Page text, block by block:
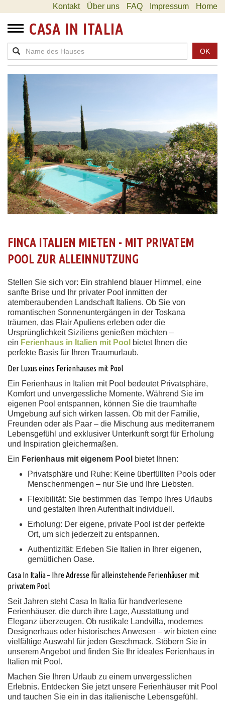
Kontakt Über uns FAQ Impressum Home
CASA IN ITALIA
OK
FINCA ITALIEN MIETEN - MIT PRIVATEM
POOL ZUR ALLEINNUTZUNG
Stellen Sie sich vor: Ein strahlend blauer Himmel, eine
sanfte Brise und Ihr privater Pool inmitten der
atemberaubenden Landschaft Italiens. Ob Sie von
romantischen Sonnenuntergängen in der Toskana
träumen, das Flair Apuliens erleben oder die
Ursprünglichkeit Siziliens genießen möchten –
ein Ferienhaus in Italien mit Pool
bietet Ihnen die
perfekte Basis für Ihren Traumurlaub.
Der Luxus eines Ferienhauses mit Pool
Ein Ferienhaus in Italien mit Pool bedeutet Privatsphäre,
Komfort und unvergessliche Momente. Während Sie im
eigenen Pool entspannen, können Sie die traumhafte
Umgebung auf sich wirken lassen. Ob mit der Familie,
Freunden oder als Paar – die Mischung aus mediterranem
Lebensgefühl und exklusiver Unterkunft sorgt für Erholung
und Inspiration gleichermaßen.
Ein Ferienhaus mit eigenem Pool bietet Ihnen:
Privatsphäre und Ruhe: Keine überfüllten Pools oder
Menschenmengen – nur Sie und Ihre Liebsten.
Flexibilität: Sie bestimmen das Tempo Ihres Urlaubs
und gestalten Ihren Aufenthalt individuell.
Erholung: Der eigene, private Pool ist der perfekte
Ort, um sich jederzeit zu entspannen.
Authentizität: Erleben Sie Italien in Ihrer eigenen,
gemütlichen Oase.
Casa In Italia – Ihre Adresse für alleinstehende Ferienhäuser mit
privatem Pool
Seit Jahren steht Casa In Italia für handverlesene
Ferienhäuser, die durch ihre Lage, Ausstattung und
Eleganz überzeugen. Ob rustikale Landvilla, modernes
Designerhaus oder historisches Anwesen – wir bieten eine
vielfältige Auswahl für jeden Geschmack. Stöbern Sie in
unserem Angebot und finden Sie Ihr ideales Ferienhaus in
Italien mit Pool.
Machen Sie Ihren Urlaub zu einem unvergesslichen
Erlebnis. Entdecken Sie jetzt unsere Ferienhäuser mit Pool
und tauchen Sie ein in das italienische Lebensgefühl.